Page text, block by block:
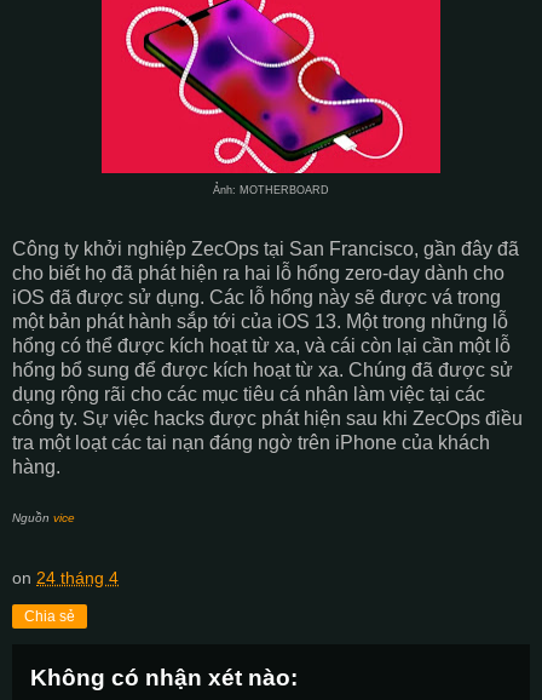
Ảnh: MOTHERBOARD
Công ty khởi nghiệp ZecOps tại San Francisco, gần đây đã
cho biết họ đã phát hiện ra hai lỗ hổng zero-day dành cho
iOS đã được sử dụng. Các lỗ hổng này sẽ được vá trong
một bản phát hành sắp tới của iOS 13. Một trong những lỗ
hổng có thể được kích hoạt từ xa, và cái còn lại cần một lỗ
hổng bổ sung để được kích hoạt từ xa. Chúng đã được sử
dụng rộng rãi cho các mục tiêu cá nhân làm việc tại các
công ty. Sự việc hacks được phát hiện sau khi ZecOps điều
tra một loạt các tai nạn đáng ngờ trên iPhone của khách
hàng.
Nguồn vice
on 24 tháng 4
Chia sẻ
Không có nhận xét nào: